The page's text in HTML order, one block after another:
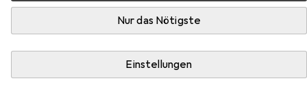
Nur das Nötigste
Einstellungen